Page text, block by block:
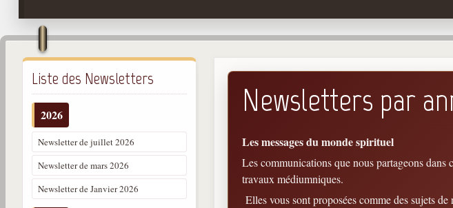
Liste des Newsletters
2026
Newsletter de juillet 2026
Newsletter de mars 2026
Newsletter de Janvier 2026
Newsletters par
Les messages du monde spirituel
Les communications que nous partageons
travaux médiumniques.
Elles vous sont proposées comme des sujets